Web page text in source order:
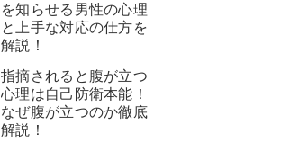
を知らせる男性の心理
と上手な対応の仕方を
解説！
指摘されると腹が立つ
心理は自己防衛本能！
なぜ腹が立つのか徹底
解説！